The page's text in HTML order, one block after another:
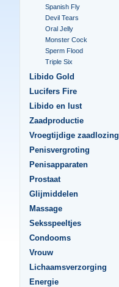
Spanish Fly
Devil Tears
Oral Jelly
Monster Cock
Sperm Flood
Triple Six
Libido Gold
Lucifers Fire
Libido en lust
Zaadproductie
Vroegtijdige zaadlozing
Penisvergroting
Penisapparaten
Prostaat
Glijmiddelen
Massage
Seksspeeltjes
Condooms
Vrouw
Lichaamsverzorging
Energie